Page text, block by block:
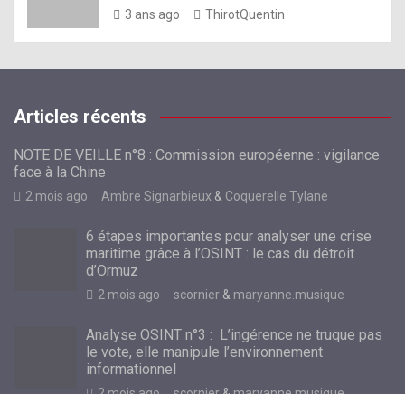
3 ans ago ThirotQuentin
Articles récents
NOTE DE VEILLE n°8 : Commission européenne : vigilance
face à la Chine
2 mois ago Ambre Signarbieux & Coquerelle Tylane
6 étapes importantes pour analyser une crise
maritime grâce à l’OSINT : le cas du détroit
d’Ormuz
2 mois ago scornier & maryanne.musique
Analyse OSINT n°3 : L’ingérence ne truque pas
le vote, elle manipule l’environnement
informationnel